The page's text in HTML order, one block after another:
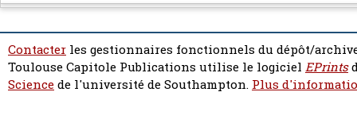
Contacter les gestionnaires fonctionnels du dépôt/
Toulouse Capitole Publications utilise le logiciel EPrints
Sciencede l'université de Southampton. Plus